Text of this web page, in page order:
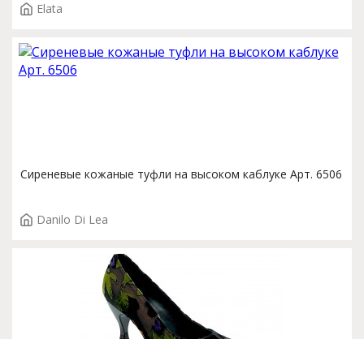
Elata
Сиреневые кожаные туфли на высоком каблуке Арт. 6506
Danilo Di Lea